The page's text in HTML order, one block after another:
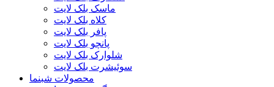
ماسک بلک لایت
کلاه بلک لایت
پافر بلک لایت
پانچو بلک لایت
شلوارک بلک لایت
سوئیشرت بلک لایت
محصولات شبنما